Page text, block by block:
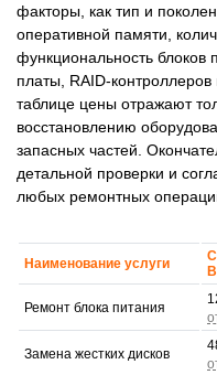
факторы, как тип и
оперативной памяти,
функциональность блоков
платы, RAID-
таблице цены отражают
восстановлению
запасных частей.
детальной проверки и
любых ремонтных
Наименование услуги
Ремонт блока питания
Замена жестких дисков